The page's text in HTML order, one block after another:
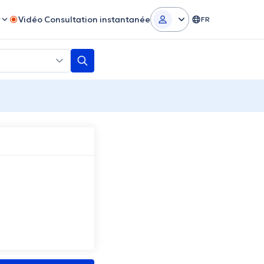
Vidéo Consultation instantanée FR